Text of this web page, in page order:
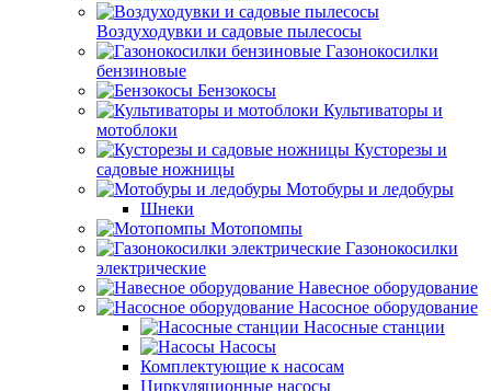
Воздуходувки и садовые пылесосы
Газонокосилки
бензиновые
Бензокосы
Культиваторы и
мотоблоки
Кусторезы и
садовые ножницы
Мотобуры и ледобуры
Шнеки
Мотопомпы
Газонокосилки
электрические
Навесное оборудование
Насосное оборудование
Насосные станции
Насосы
Комплектующие к насосам
Циркуляционные насосы